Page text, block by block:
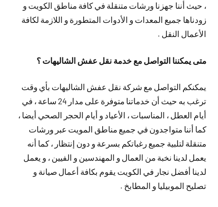
، حيث أننا جهزنا ورشات متنقلة في كافة مناطق الكويت و
زودناها جميع المعدات و الأدوات المتطورة و اللازمة لكافة
الأعمال النقل .
متى يمكننا التواصل مع خدمة نقل عفش الشاليهات ؟
يمكنكم التواصل مع شركة نقل عفش الشاليهات بأي وقت
ترغب به حيث أن خدماتنا متوفرة على مدار 24 ساعة ، في
أيام العطل ، المناسبات ، الأعياد و أيام الحجر الصحي أيضا ،
كما أننا متواجدون في جميع مناطق المويت عبر ورشات
متنقلة لتلبية جميع رغباتكم بسرعة و دون إنتظار ، كما أنه
يعمل لدينا نخبة من العمال و المهندسين و الفيين ، و يعمل
لدينا أفضل نجار في الكويت يقوم بكافة أعمال صيانة و
تصليح الموبيليا و المطابخ .